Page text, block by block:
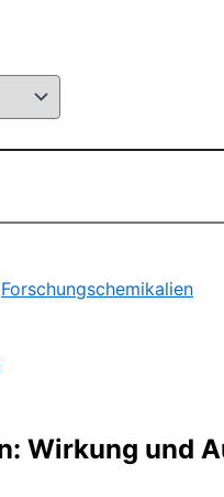
Forschungschemikalien
Wirkung und